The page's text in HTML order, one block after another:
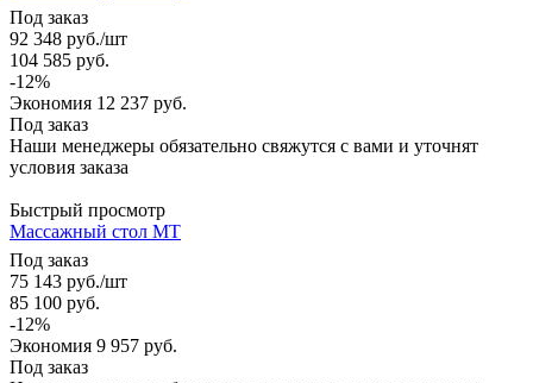
Под заказ
92 348 руб./шт
104 585 руб.
-12%
Экономия 12 237 руб.
Под заказ
Наши менеджеры обязательно свяжутся с вами и уточнят
условия заказа
Быстрый просмотр
Массажный стол МТ
Под заказ
75 143 руб./шт
85 100 руб.
-12%
Экономия 9 957 руб.
Под заказ